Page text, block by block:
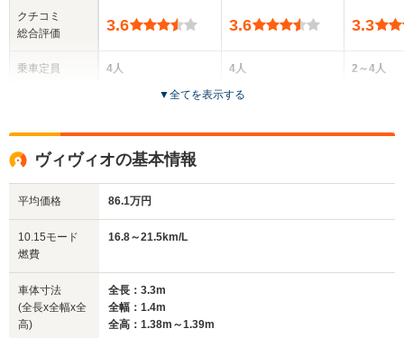
クチコミ
総合評価
乗車定員
サイズ
(全長x全幅x全高)
3.6
4人
全高
1.38m～1.39m
全幅
1.4m
3.6
4人
3～5ドア
3.3
2～4人
▼全てを表示する
ヴィヴィオの基本情報
平均価格 86.1万円
10.15モード
燃費
16.8～21.5km/L
車体寸法
(全長x全幅x全
高)
全長：3.3m
全幅：1.4m
全高：1.38m～1.39m